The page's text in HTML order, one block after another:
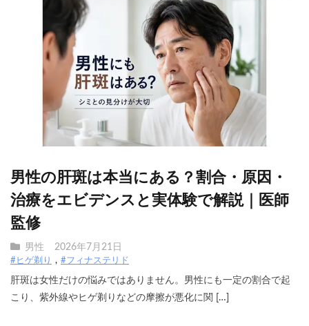
男性の肝斑は本当にある？割合・原因・
治療をエビデンスと実体験で解説｜医師
監修
男性 2026年7月21日
#ヒゲ剃り #フィナステリド
肝斑は女性だけの悩みではありません。男性にも一定の割合で起
こり、紫外線やヒゲ剃りなどの摩擦が悪化に関 […]